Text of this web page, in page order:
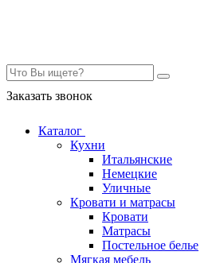
Заказать звонок
Каталог
Кухни
Итальянские
Немецкие
Уличные
Кровати и матрасы
Кровати
Матрасы
Постельное белье
Мягкая мебель